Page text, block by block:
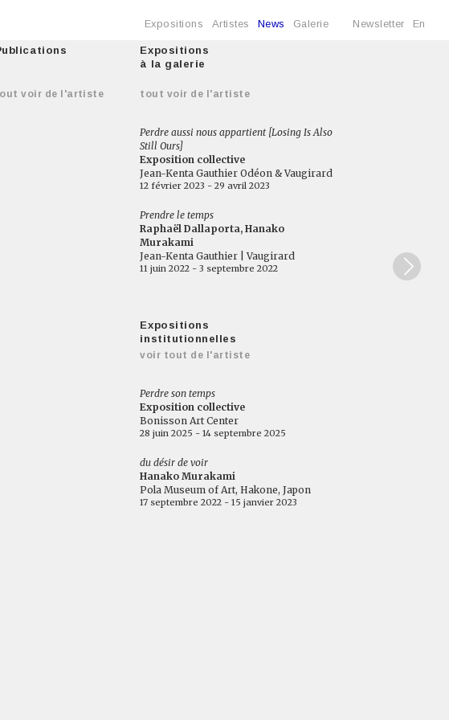
Expositions Artistes News Galerie Newsletter En
voir de l'artiste
Expositions
à la galerie
tout voir de l'artiste
Perdre aussi nous appartient [Losing Is Also
Still Ours]
Exposition collective
Jean-Kenta Gauthier Odéon & Vaugirard
12 février 2023 - 29 avril 2023
Prendre le temps
Raphaël Dallaporta, Hanako
Murakami
Jean-Kenta Gauthier | Vaugirard
11 juin 2022 - 3 septembre 2022
Expositions
institutionnelles
voir tout de l'artiste
Perdre son temps
Exposition collective
Bonisson Art Center
28 juin 2025 - 14 septembre 2025
du désir de voir
Hanako Murakami
Pola Museum of Art, Hakone, Japon
17 septembre 2022 - 15 janvier 2023